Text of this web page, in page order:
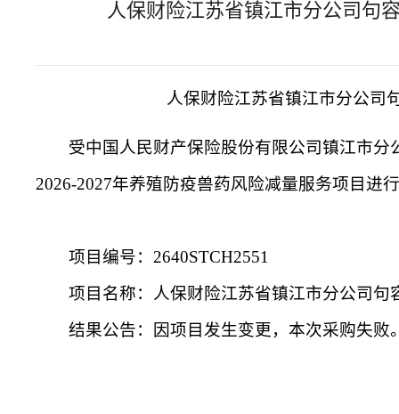
人保财险江苏省镇江市分公司句
人保财险江苏省镇江市分公司
受中国人民财产保险股份有限公司镇江市
2026-2027年养殖防疫兽药风险减量服务项目进
项目编号： 2640STCH2551
项目名称：人保财险江苏省镇江市分公司句
结果公告：因项目发生变更，本次采购失败